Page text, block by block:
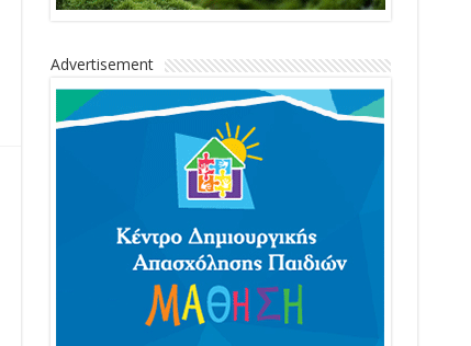
Advertisement